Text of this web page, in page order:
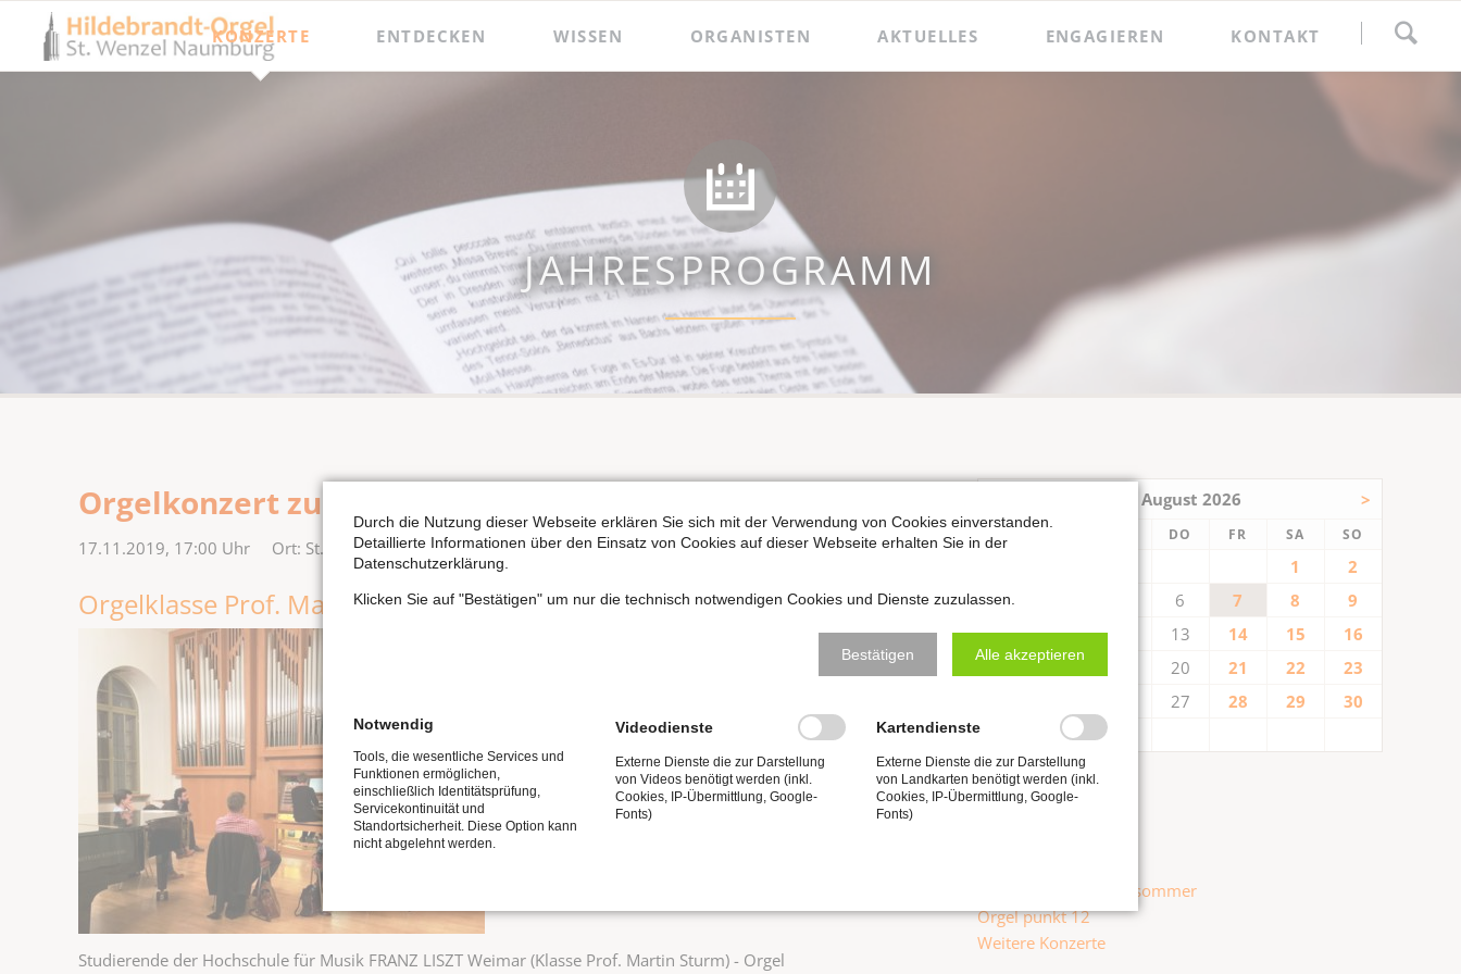
überspringen
KONZERTE
Festival Hildebrandt-Tage
ENTDECKEN WISSEN
Ladegast-Orgel
Bach in Naumburg
ORGANISTEN
Die Assistenzorganistin
Berühmte Gast-Organisten
AKTUELLES ENGAGIEREN KONTAKT
JAHRESPROGRAMM
Orgelkonzert zum Volkstrauertag
17.11.2019, 17:00 Uhr Ort: St. Wenzel Naumburg
Orgelklasse Prof. Martin Sturm (Weimar)
Studierende der Hochschule für Musik FRANZ LISZT Weimar (Klasse Prof. Martin Sturm) - Orgel
August 2026 >
NTAG TTWOCH
DO NNERSTAG
FR EITAGSA MSTAGSO
1
2
3
6 7 8
9
10
11 13 14 15
16
20 21 22
23
27 28 29
30
Kategorien
Internationaler Orgelsommer
Orgel punkt 12
Weitere Konzerte
Durch die Nutzung dieser Webseite erklären Sie sich mit der Verwendung von Cookies einverstanden.
Detaillierte Informationen über den Einsatz von Cookies auf dieser Webseite erhalten Sie in der
Datenschutzerklärung.
Klicken Sie auf "Bestätigen" um nur die technisch notwendigen Cookies und Dienste zuzulassen.
Bestätigen Alle akzeptieren
Notwendig
Tools, die wesentliche Services und
Funktionen ermöglichen,
einschließlich Identitätsprüfung,
Servicekontinuität und
Standortsicherheit. Diese Option kann
nicht abgelehnt werden.
Videodienste
Externe Dienste die zur Darstellung
von Videos benötigt werden (inkl.
Cookies, IP-Übermittlung, Google-
Fonts)
Kartendienste
Externe Dienste die zur Darstellung
von Landkarten benötigt werden (inkl.
Cookies, IP-Übermittlung, Google-
Fonts)